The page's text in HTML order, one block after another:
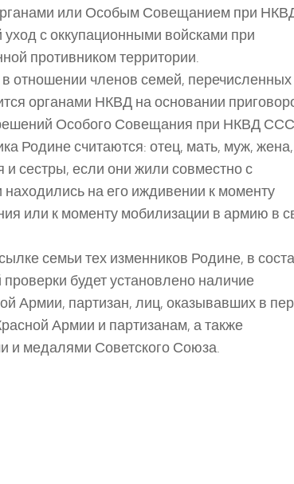
или Особым Совещанием при
с оккупационными войсками при
противником территории.
отношении членов семей, перечисленных
органами НКВД на основании
Особого Совещания при НКВД
Родине считаются: отец, мать, муж, жена,
и сестры, если они жили совместно с
на его иждивении к моменту
или к моменту мобилизации в армию в
семьи тех изменников Родине, в
будет установлено наличие
Армии, партизан, лиц, оказывавших в
Армии и партизанам, а также
и медалями Советского Союза.